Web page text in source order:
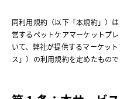
同利用規約（以下「本規約」）
営するペットケアマーケットプ
いて、弊社が提供するマーケッ
ス」）の利用規約を定めたもので